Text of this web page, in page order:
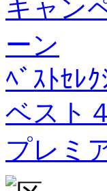
ﾍﾞｽﾄｾﾚｸ
ベスト４
プレミ